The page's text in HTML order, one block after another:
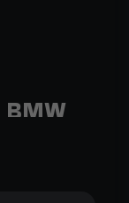
utvalda